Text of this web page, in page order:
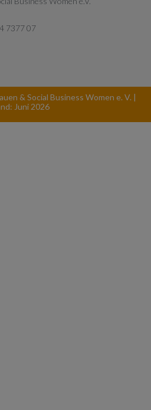
7377 07
& Social Business Women e. V. |
Juni 2026